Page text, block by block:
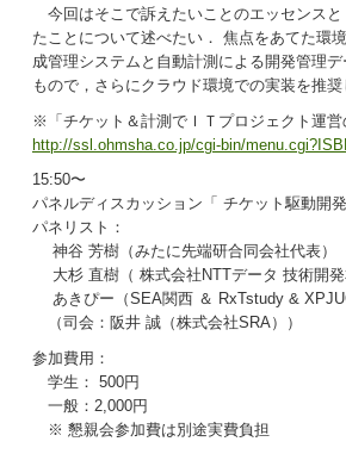
今回はそこで訴えたいことのエッセンスと
たことについて述べたい． 焦点をあてた環
成管理システムと自動計測による開発管理
もので，さらにクラウド環境での実装を推奨
※「チケット＆計測でＩＴプロジェクト運
http://ssl.ohmsha.co.jp/cgi-bin/
15:50〜
パネルディスカッション「 チケット駆動開発
パネリスト：
神谷 芳樹（みたに先端研合同会社代表）
大杉 直樹（ 株式会社NTTデータ 技術開発
あきぴー（SEA関西 ＆ RxTstudy &
（司会：阪井 誠（株式会社SRA））
参加費用：
学生： 500円
一般：2,000円
※ 懇親会参加費は別途実費負担